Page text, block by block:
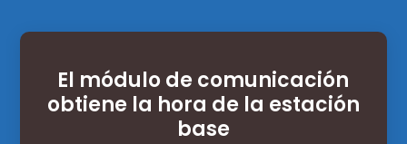
El módulo de comunicación
obtiene la hora de la estación
base